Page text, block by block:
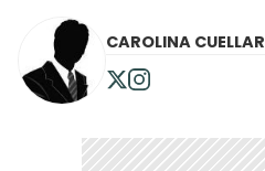
CAROLINA CUELLAR